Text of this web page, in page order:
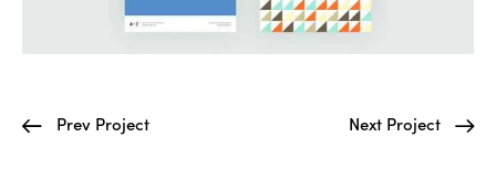
Prev Project Next Project